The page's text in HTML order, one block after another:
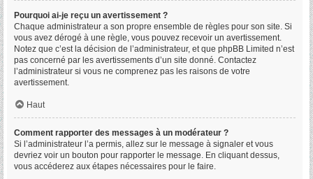
Pourquoi ai-je reçu un avertissement ?
Chaque administrateur a son propre ensemble de règles pour son site. Si
vous avez dérogé à une règle, vous pouvez recevoir un avertissement.
Notez que c’est la décision de l’administrateur, et que phpBB Limited n’est
pas concerné par les avertissements d’un site donné. Contactez
l’administrateur si vous ne comprenez pas les raisons de votre
avertissement.
Haut
Comment rapporter des messages à un modérateur ?
Si l’administrateur l’a permis, allez sur le message à signaler et vous
devriez voir un bouton pour rapporter le message. En cliquant dessus,
vous accéderez aux étapes nécessaires pour le faire.